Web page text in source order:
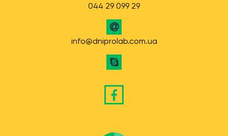
044 29 099 29
info@dniprolab.com.ua